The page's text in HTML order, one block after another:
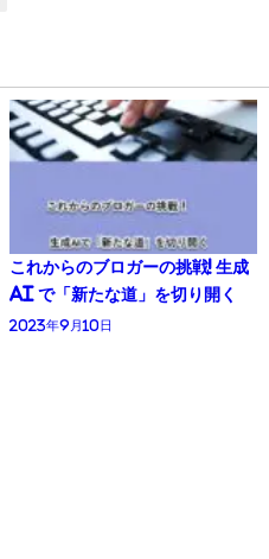
これからのブロガーの挑戦! 生成
AI で「新たな道」を切り開く
2023年9月10日